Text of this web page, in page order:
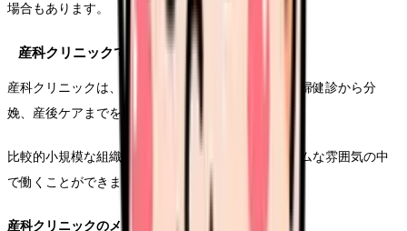
場合もあります。
産科クリニックでの助産師の働き方
産科クリニックは、主に正常分娩を扱う施設で、妊婦健診から分
娩、産後ケアまでを一貫して行います。
比較的小規模な組織であることが多く、アットホームな雰囲気の中
で働くことができます。
産科クリニックのメリット